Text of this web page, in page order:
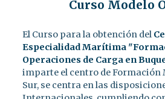
Curso Modelo
El Curso para la obtención del
Especialidad Marítima
Operaciones de Carga en
imparte el centro de
Sur, se centra en las